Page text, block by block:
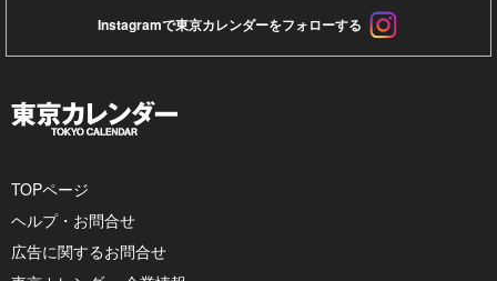
Instagramで東京カレンダーをフォローする
TOPページ
ヘルプ・お問合せ
広告に関するお問合せ